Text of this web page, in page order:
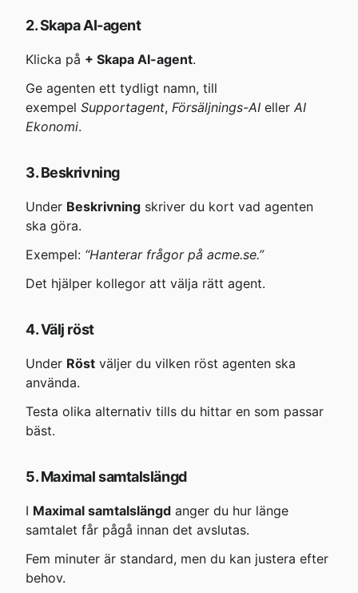
2. Skapa AI-agent
Klicka på + Skapa AI-agent.
Ge agenten ett tydligt namn, till
exempel Supportagent, Försäljnings-AI eller AI
Ekonomi.
3. Beskrivning
Under Beskrivning skriver du kort vad agenten
ska göra.
Exempel: “Hanterar frågor på acme.se.”
Det hjälper kollegor att välja rätt agent.
4. Välj röst
Under Röst väljer du vilken röst agenten ska
använda.
Testa olika alternativ tills du hittar en som passar
bäst.
5. Maximal samtalslängd
I Maximal samtalslängd anger du hur länge
samtalet får pågå innan det avslutas.
Fem minuter är standard, men du kan justera efter
behov.